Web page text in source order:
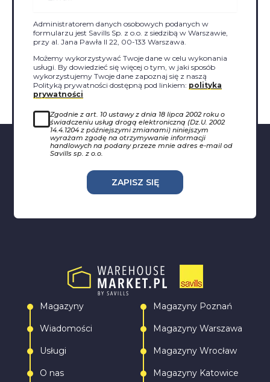
Administratorem danych osobowych podanych w
formularzu jest Savills Sp. z o.o. z siedzibą w Warszawie,
przy al. Jana Pawła II 22, 00-133 Warszawa.
Możemy wykorzystywać Twoje dane w celu wykonania
usługi. By dowiedzieć się więcej o tym, w jaki sposób
wykorzystujemy Twoje dane zapoznaj się z naszą
Polityką prywatności dostępną pod linkiem: polityka
prywatności
Zgodnie z art. 10 ustawy z dnia 18 lipca 2002 roku o
świadczeniu usług drogą elektroniczną (Dz.U. 2002
14.4.1204 z późniejszymi zmianami) niniejszym
wyrażam zgodę na otrzymywanie informacji
handlowych na podany przeze mnie adres e-mail od
Savills sp. z o.o.
ZAPISZ SIĘ
Magazyny
Wiadomości
Usługi
O nas
Magazyny Poznań
Magazyny Warszawa
Magazyny Wrocław
Magazyny Katowice